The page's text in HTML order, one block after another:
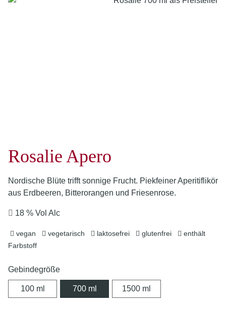
Rosalie Apero
Nordische Blüte trifft sonnige Frucht. Piekfeiner Aperitiflikör
aus Erdbeeren, Bitterorangen und Friesenrose.
18 % Vol Alc
vegan vegetarisch laktosefrei glutenfrei
enthält
Farbstoff
Gebindegröße
100 ml100 ml 700 ml700 ml 1500 ml